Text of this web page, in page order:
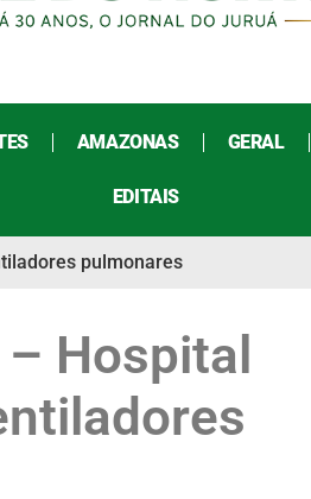
AMAZONAS GERAL
EDITAIS
pulmonares
Hospital